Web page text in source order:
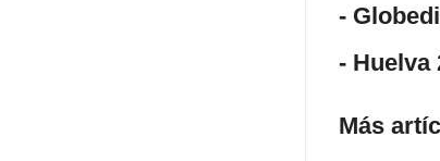
-
- Huelva
Más